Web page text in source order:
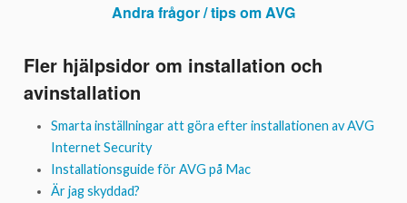
Andra frågor / tips om AVG
Fler hjälpsidor om installation och
avinstallation
Smarta inställningar att göra efter installationen av AVG
Internet Security
Installationsguide för AVG på Mac
Är jag skyddad?